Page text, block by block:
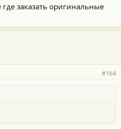
заказать оригинальные
#164